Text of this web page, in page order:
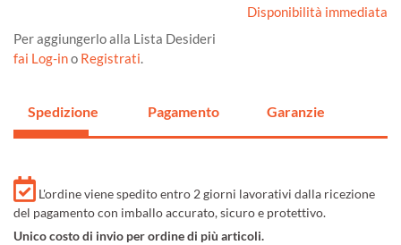
Disponibilità immediata
Per aggiungerlo alla Lista Desideri
fai Log-ino Registrati.
Spedizione Pagamento Garanzie
L'ordine viene spedito entro 2 giorni lavorativi dalla ricezione
del pagamento con imballo accurato, sicuro e protettivo.
Unico costo di invio per ordine di più articoli.